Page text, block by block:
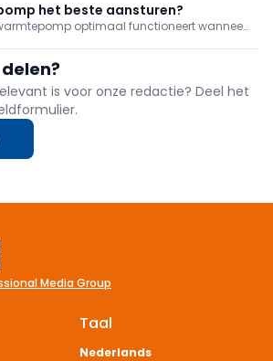
het beste aansturen?
optimaal functioneert wanneer
en Volta zoeken binnen het project
is voor onze redactie? Deel het
Media Group
Taal
Nederlands